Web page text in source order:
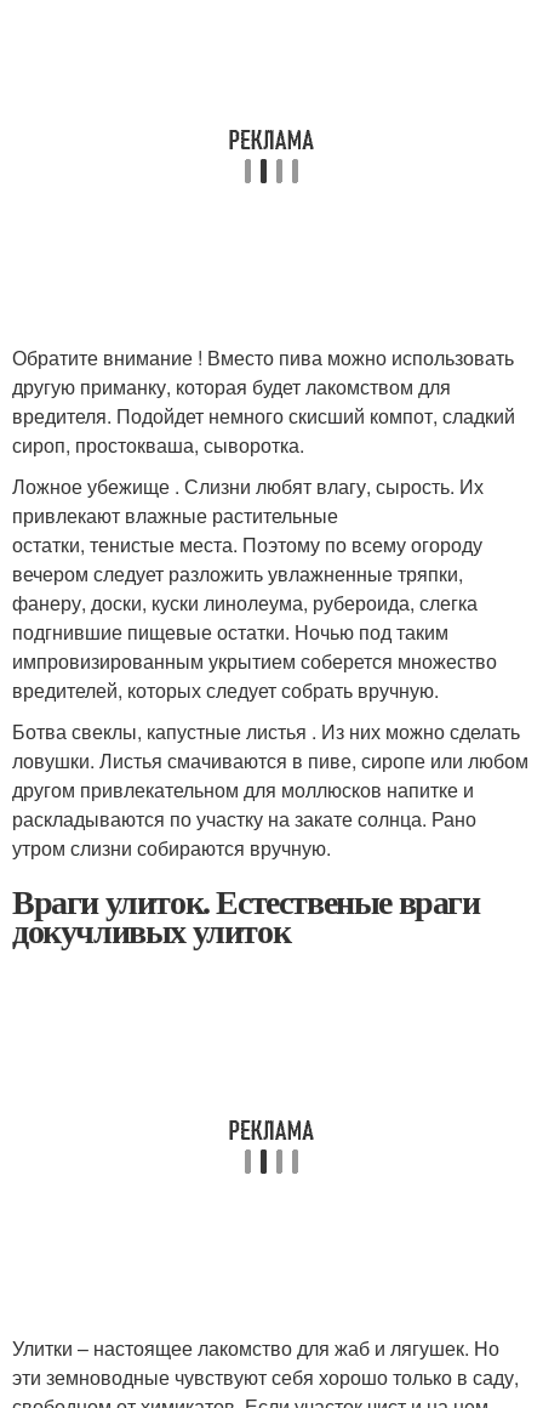
Обратите внимание ! Вместо пива можно использовать
другую приманку, которая будет лакомством для
вредителя. Подойдет немного скисший компот, сладкий
сироп, простокваша, сыворотка.
Ложное убежище . Слизни любят влагу, сырость. Их
привлекают влажные растительные
остатки, тенистые места. Поэтому по всему огороду
вечером следует разложить увлажненные тряпки,
фанеру, доски, куски линолеума, рубероида, слегка
подгнившие пищевые остатки. Ночью под таким
импровизированным укрытием соберется множество
вредителей, которых следует собрать вручную.
Ботва свеклы, капустные листья . Из них можно сделать
ловушки. Листья смачиваются в пиве, сиропе или любом
другом привлекательном для моллюсков напитке и
раскладываются по участку на закате солнца. Рано
утром слизни собираются вручную.
Враги улиток. Естественые враги
докучливых улиток
Улитки – настоящее лакомство для жаб и лягушек. Но
эти земноводные чувствуют себя хорошо только в саду,